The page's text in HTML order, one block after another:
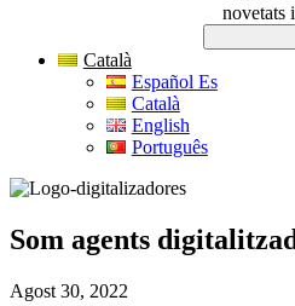
novetats
Català
Español Es
Català
English
Português
Som agents
Agost 30, 2022